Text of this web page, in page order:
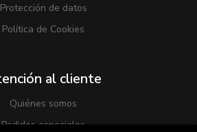
Protección de datos
Política de Cookies
al cliente
Quiénes somos
Pedidos especiales